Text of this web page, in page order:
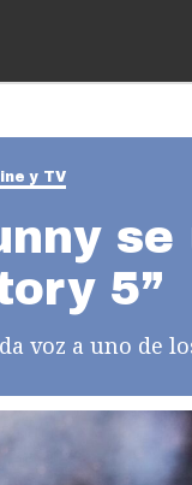
y TV
5”
voz a uno de